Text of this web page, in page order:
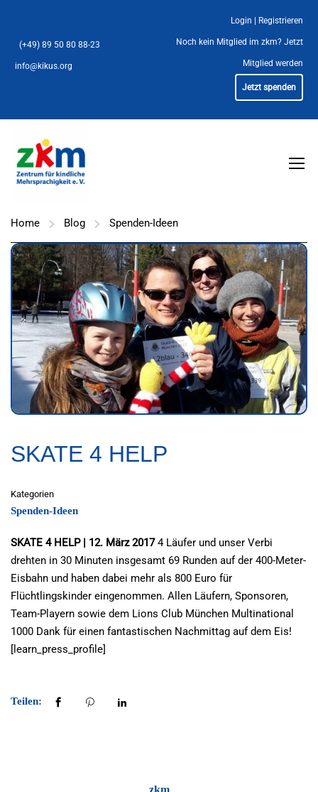
(+49) 89 50 80 88-23
info@kikus.org
Login Registrieren
Noch kein Mitglied im zkm? Jetzt
Mitglied werden
Jetzt spenden
Home Blog Spenden-Ideen
SKATE 4 HELP
Kategorien
Spenden-Ideen
SKATE 4 HELP | 12. März 20174 Läufer und unser Verbi
drehten in 30 Minuten insgesamt 69 Runden auf der 400-Meter-
Eisbahn und haben dabei mehr als 800 Euro für
Flüchtlingskinder eingenommen. Allen Läufern, Sponsoren,
Team-Playern sowie dem Lions Club München Multinational
1000 Dank für einen fantastischen Nachmittag auf dem Eis!
[learn_press_profile]
Teilen:
zkm